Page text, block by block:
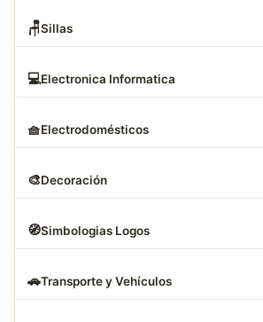
🪑Sillas
💻Electronica Informatica
🧺Electrodomésticos
🎨Decoración
🧭Simbologias Logos
🚗Transporte y Vehículos